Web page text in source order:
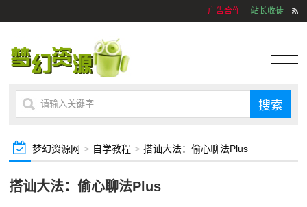
广告合作 站长收徒
梦幻资源网 > 自学教程 > 搭讪大法：偷心聊法Plus
搭讪大法：偷心聊法Plus